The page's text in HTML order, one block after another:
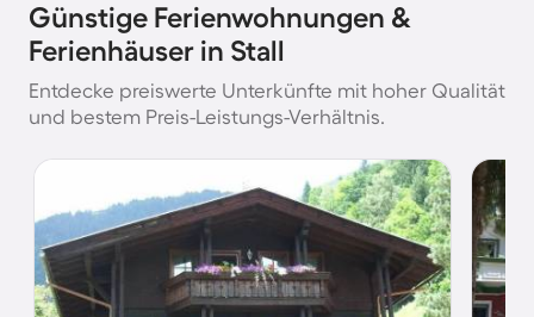
Günstige Ferienwohnungen &
Ferienhäuser in Stall
Entdecke preiswerte Unterkünfte mit hoher Qualität
und bestem Preis-Leistungs-Verhältnis.